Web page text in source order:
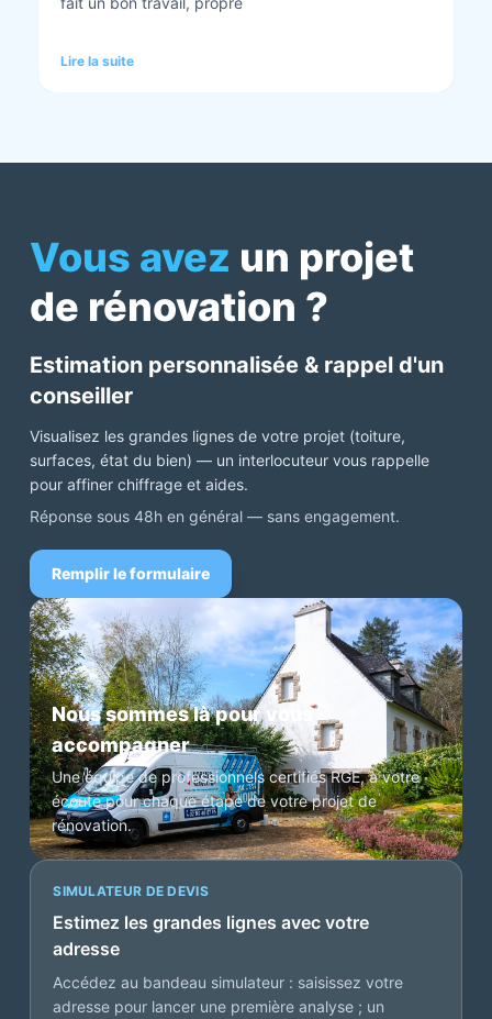
Lire la suite
Vous avez un projet
de rénovation ?
Estimation personnalisée & rappel d'un
conseiller
Visualisez les grandes lignes de votre projet (toiture,
surfaces, état du bien) — un interlocuteur vous rappelle
pour affiner chiffrage et aides.
Réponse sous 48h en général — sans engagement.
Remplir le formulaire
Nous sommes là pour vous
accompagner
Une équipe de professionnels certifiés RGE, à votre
écoute pour chaque étape de votre projet de
rénovation.
SIMULATEUR DE DEVIS
Estimez les grandes lignes avec votre
adresse
Accédez au bandeau simulateur : saisissez votre
adresse pour lancer une première analyse ; un